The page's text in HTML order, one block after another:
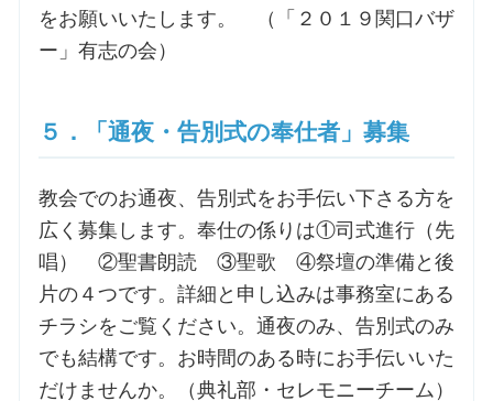
をお願いいたします。 （「２０１９関口バザ
ー」有志の会）
５．「通夜・告別式の奉仕者」募集
教会でのお通夜、告別式をお手伝い下さる方を
広く募集します。奉仕の係りは①司式進行（先
唱） ②聖書朗読 ③聖歌 ④祭壇の準備と後
片の４つです。詳細と申し込みは事務室にある
チラシをご覧ください。通夜のみ、告別式のみ
でも結構です。お時間のある時にお手伝いいた
だけませんか。（典礼部・セレモニーチーム）